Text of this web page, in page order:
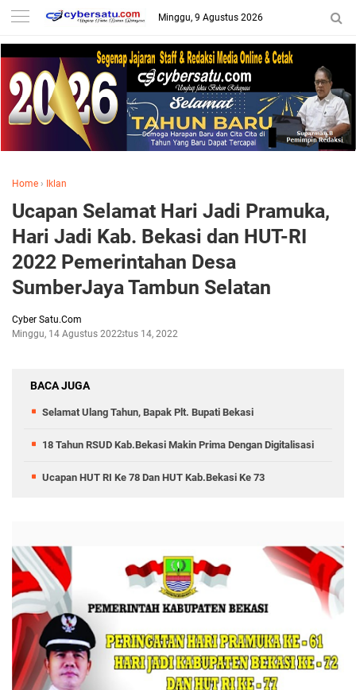
Minggu, 9 Agustus 2026
Home › Iklan
Ucapan Selamat Hari Jadi Pramuka,
Hari Jadi Kab. Bekasi dan HUT-RI
2022 Pemerintahan Desa
SumberJaya Tambun Selatan
Cyber Satu.Com
Minggu, 14 Agustus 2022Agustus 14, 2022
BACA JUGA
Selamat Ulang Tahun, Bapak Plt. Bupati Bekasi
18 Tahun RSUD Kab.Bekasi Makin Prima Dengan Digitalisasi
Ucapan HUT RI Ke 78 Dan HUT Kab.Bekasi Ke 73